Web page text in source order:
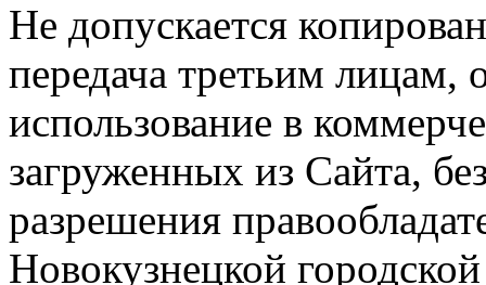
Не допускается
передача третьим лицам,
использование в
загруженных из Сайта,
разрешения
Новокузнецкой